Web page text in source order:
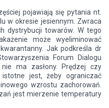
pojawiają się pytania nt.
w okresie jesiennym. Zwraca
dystrybucji towarów. W tego
może wyeliminować
Jak podkreśla dr
Forum Dialogu
ma zasłony. Prędzej czy
jest, żeby ograniczać
wzrostu zachorowań.
jest mierzenie temperatury